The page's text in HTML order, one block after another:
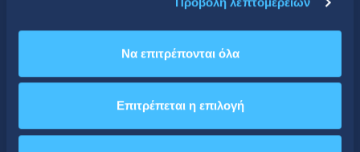
Να επιτρέπονται όλα
Επιτρέπεται η επιλογή
Κεντρικά Γραφεία
ΤΗΛΕΦΩΝΟ